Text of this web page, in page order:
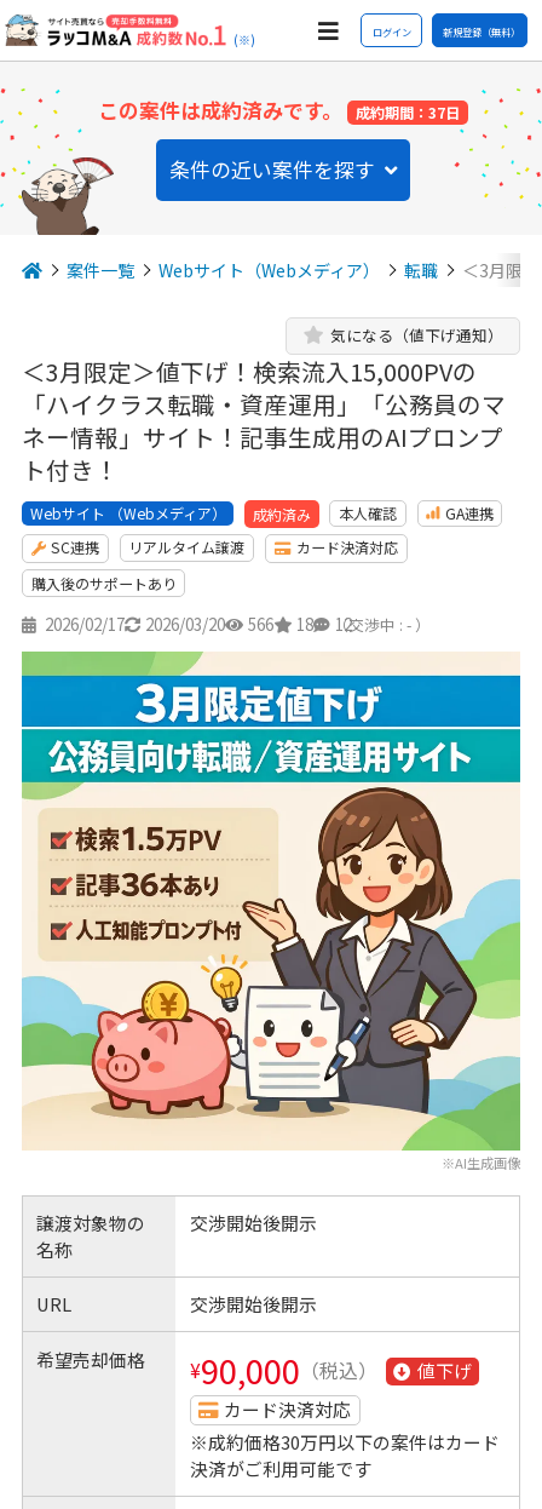
(※) ログイン 新規登録（無料）
この案件は成約済みです。 成約期間：37日
条件の近い案件を探す
案件一覧 Webサイト（Webメディア） 転職 ＜3月限
＜3月限定＞値下げ！検索流入15,000PVの
「ハイクラス転職・資産運用」「公務員のマ
ネー情報」サイト！記事生成用のAIプロンプ
ト付き！
気になる（値下げ通知）
Webサイト （Webメディア） 成約済み 本人確認
GA連携
SC連携
リアルタイム譲渡
カード決済対応
購入後のサポートあり
2026/02/17 2026/03/20 566 18 12
（交渉中 : - ）
※AI生成画像
譲渡対象物の
名称
交渉開始後開示
URL 交渉開始後開示
希望売却価格 ¥90,000 （税込）
値下げ
カード決済対応
※成約価格30万円以下の案件はカード
決済がご利用可能です